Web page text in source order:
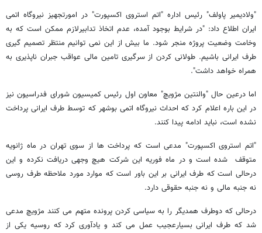
"ولادیمیر پاولف" رئیس اداره "اتم استروی اکسپورت" در امورتجهیز نیروگاه اتمی
ایران اطلاع داد: "در شرایط بوجود آمده، عدم اتخاذ تدابیرلازم ممکن است که به
وخامت وضعیت پروژه منجر شود. ما بیش از این نمی توانیم منتظر تصمیم گیری
طرف ایرانی باشیم. طولانی کردن از سرگیری تامین مالی عواقب جبران ناپذیری به
همراه خواهد داشت".
اما درعین حال "والنتین مژویچ" معاون اول رئیس کمیسیون شورای فدراسیون نیز
در این باره اعلام کرد که احداث نیروگاه اتمی بوشهر که توسط طرف ایرانی پرداخت
نشده است، نباید ادامه پیدا کنند.
"اتم استروی اکسپورت" مدعی است که پرداخت ها از سوی تهران در ماه ژانویه
متوقف شده است و در ماه فوریه این شرکت هیچ وجهی دریافت نکرده و این
درحالی است که طرف ایرانی بر این باور است که موارد مورد ملاحظه طرف روسی
نه جنبه مالی و نه جنبه حقوقی دارد.
درحالی که دوطرف همدیگر را به سیاسی کردن پرونده متهم می کنند مژویچ مدعی
شد که طرف ایرانی بسیارعجیب عمل می کند و یادآوری کرد که روسیه یکی از